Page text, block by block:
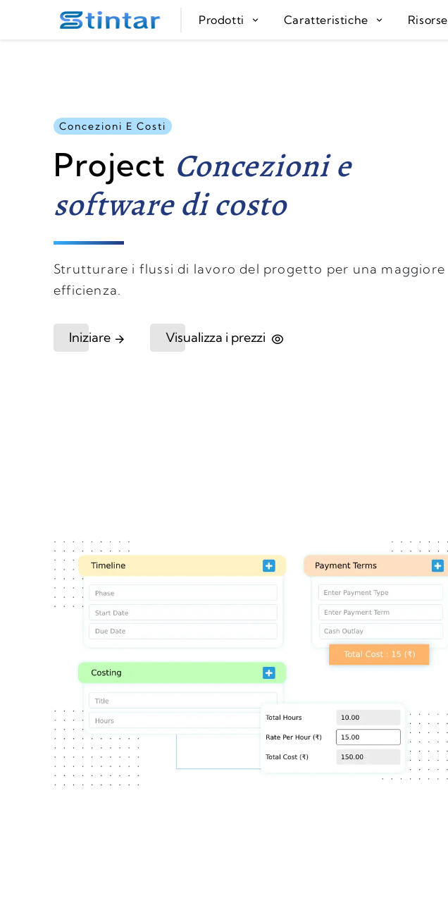
Prodotti Caratteristiche Risorse
Concezioni E Costi
Project Concezioni e
software di costo
Strutturare i flussi di lavoro del progetto per una maggiore
efficienza.
Iniziare Visualizza i prezzi